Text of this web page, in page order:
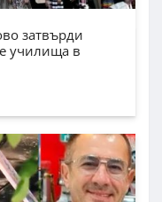
затвърди
училища в